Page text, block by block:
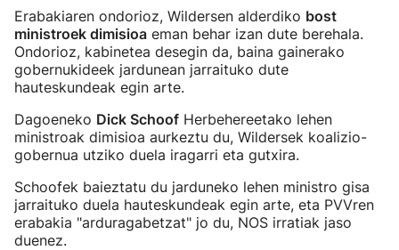
Erabakiaren ondorioz, Wildersen alderdiko bost
ministroek dimisioa eman behar izan dute berehala.
Ondorioz, kabinetea desegin da, baina gainerako
gobernukideek jardunean jarraituko dute
hauteskundeak egin arte.
Dagoeneko Dick Schoof Herbehereetako lehen
ministroak dimisioa aurkeztu du, Wildersek koalizio-
gobernua utziko duela iragarri eta gutxira.
Schoofek baieztatu du jarduneko lehen ministro gisa
jarraituko duela hauteskundeak egin arte, eta PVVren
erabakia "arduragabetzat" jo du, NOS irratiak jaso
duenez.